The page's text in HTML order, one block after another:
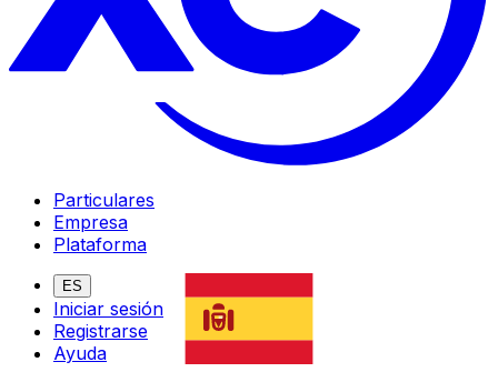
Particulares
Empresa
Plataforma
ES
Iniciar sesión
Registrarse
Ayuda